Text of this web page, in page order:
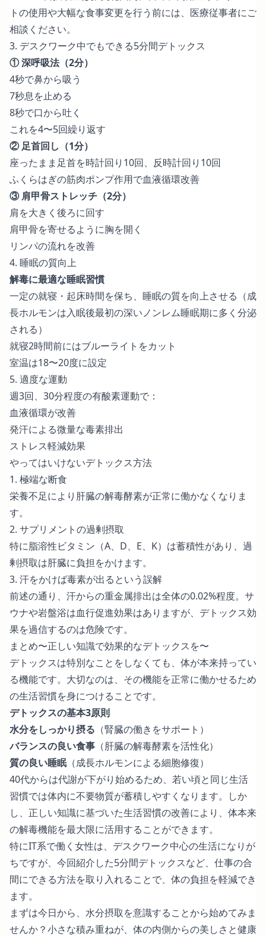
トの使用や大幅な食事変更を行う前には、医療従事者にご
相談ください。
3. デスクワーク中でもできる5分間デトックス
① 深呼吸法（2分）
4秒で鼻から吸う
7秒息を止める
8秒で口から吐く
これを4〜5回繰り返す
② 足首回し（1分）
座ったまま足首を時計回り10回、反時計回り10回
ふくらはぎの筋肉ポンプ作用で血液循環改善
③ 肩甲骨ストレッチ（2分）
肩を大きく後ろに回す
肩甲骨を寄せるように胸を開く
リンパの流れを改善
4. 睡眠の質向上
解毒に最適な睡眠習慣
一定の就寝・起床時間を保ち、睡眠の質を向上させる（成
長ホルモンは入眠後最初の深いノンレム睡眠期に多く分泌
される）
就寝2時間前にはブルーライトをカット
室温は18〜20度に設定
5. 適度な運動
週3回、30分程度の有酸素運動で：
血液循環が改善
発汗による微量な毒素排出
ストレス軽減効果
やってはいけないデトックス方法
1. 極端な断食
栄養不足により肝臓の解毒酵素が正常に働かなくなりま
す。
2. サプリメントの過剰摂取
特に脂溶性ビタミン（A、D、E、K）は蓄積性があり、過
剰摂取は肝臓に負担をかけます。
3. 汗をかけば毒素が出るという誤解
前述の通り、汗からの重金属排出は全体の0.02%程度。サ
ウナや岩盤浴は血行促進効果はありますが、デトックス効
果を過信するのは危険です。
まとめ〜正しい知識で効果的なデトックスを〜
デトックスは特別なことをしなくても、体が本来持ってい
る機能です。大切なのは、その機能を正常に働かせるため
の生活習慣を身につけることです。
デトックスの基本3原則
水分をしっかり摂る （腎臓の働きをサポート）
バランスの良い食事 （肝臓の解毒酵素を活性化）
質の良い睡眠（成長ホルモンによる細胞修復）
40代からは代謝が下がり始めるため、若い頃と同じ生活
習慣では体内に不要物質が蓄積しやすくなります。しか
し、正しい知識に基づいた生活習慣の改善により、体本来
の解毒機能を最大限に活用することができます。
特にIT系で働く女性は、デスクワーク中心の生活になりが
ちですが、今回紹介した5分間デトックスなど、仕事の合
間にできる方法を取り入れることで、体の負担を軽減でき
ます。
まずは今日から、水分摂取を意識することから始めてみま
せんか？小さな積み重ねが、体の内側からの美しさと健康